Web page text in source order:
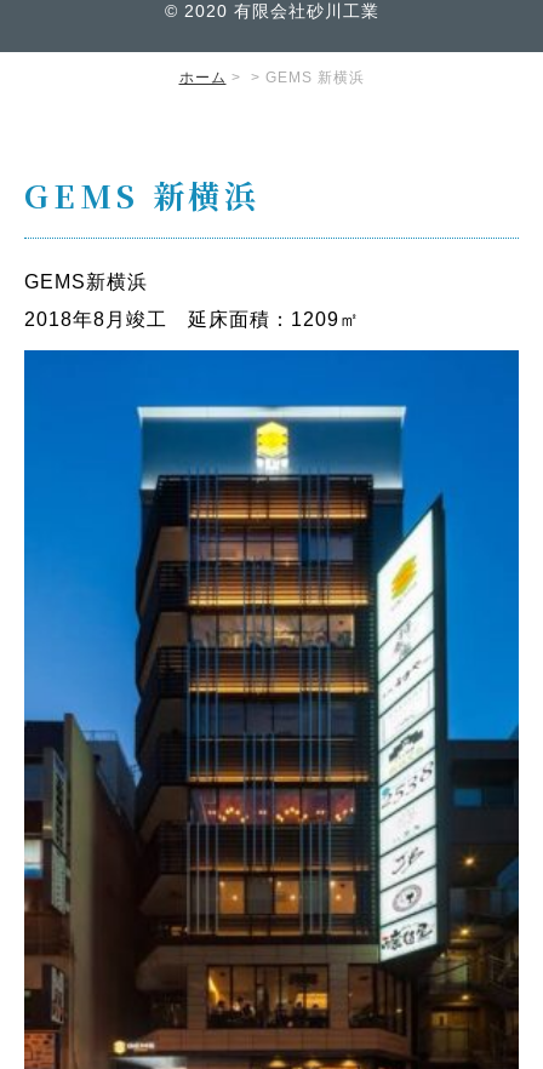
© 2020 有限会社砂川工業
ホーム > > GEMS 新横浜
GEMS 新横浜
GEMS新横浜
2018年8月竣工 延床面積：1209㎡